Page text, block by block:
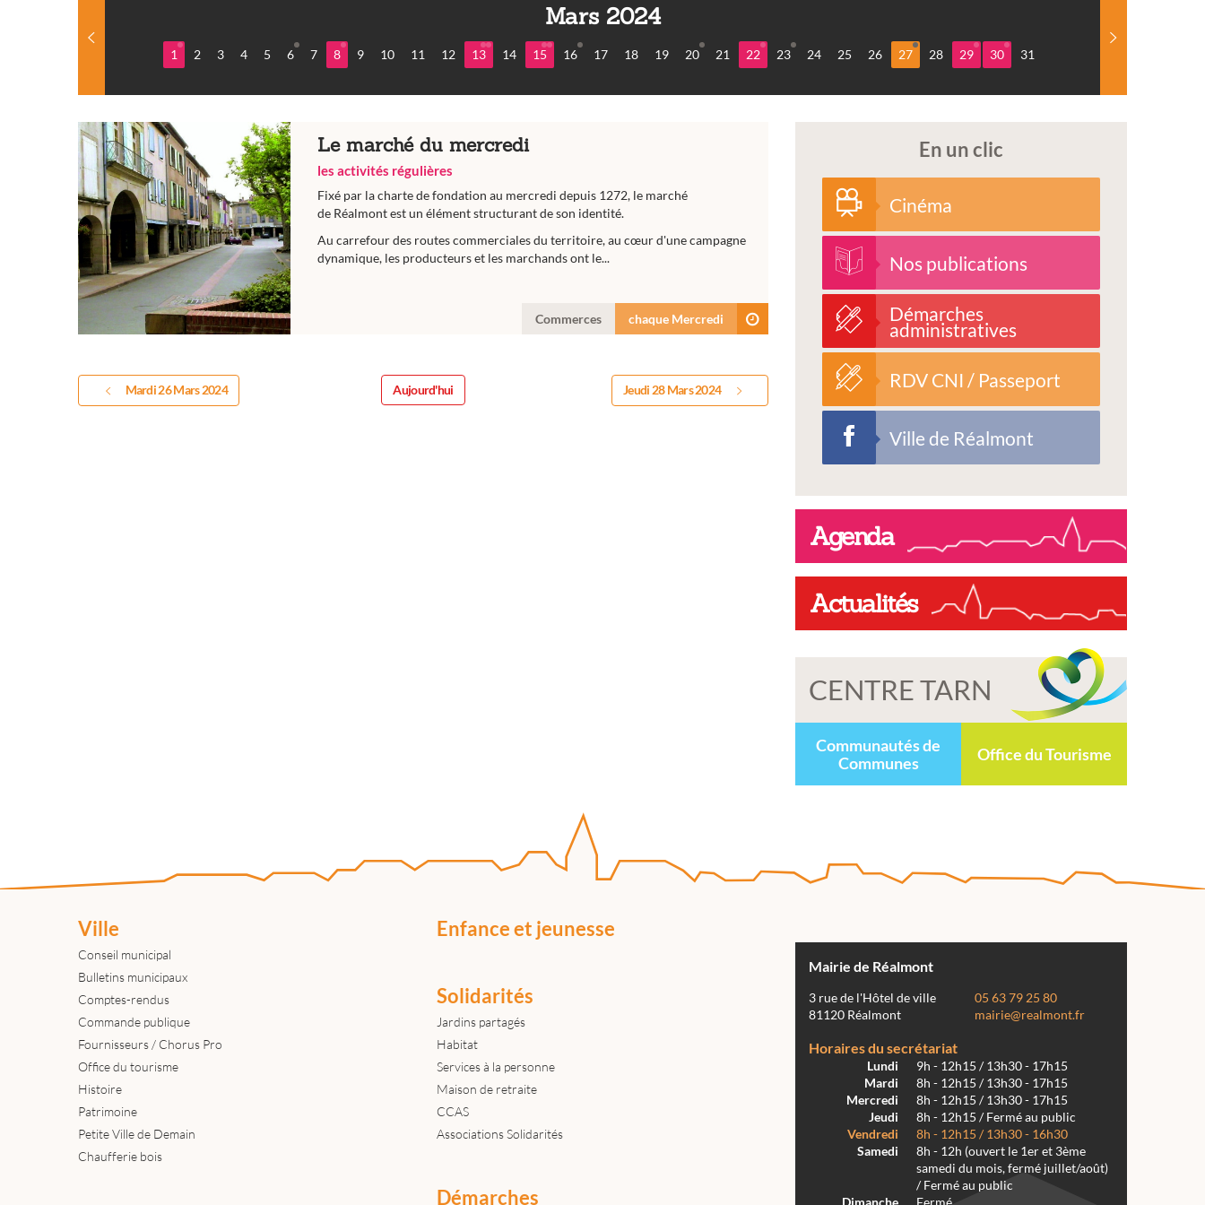
Mars 2024
1 2 3 4 5 6 7 8 9 10 11 12 13 14 15 16 17 18 19 20 21 22 23 24 25 26 27 28 29 30 31
Le marché du mercredi
les activités régulières
Fixé par la charte de fondation au mercredi depuis 1272, le marché
de Réalmont est un élément structurant de son identité.
Au carrefour des routes commerciales du territoire, au cœur d'une campagne
dynamique, les producteurs et les marchands ont le...
Commerces chaque Mercredi
Mardi 26 Mars 2024 Aujourd'hui Jeudi 28 Mars 2024
En un clic
Cinéma
Nos publications
Démarches
administratives
RDV CNI / Passeport
Ville de Réalmont
Agenda
Actualités
CENTRE TARN
Communautés de
Communes
Office du Tourisme
Ville
Conseil municipal
Bulletins municipaux
Comptes-rendus
Commande publique
Fournisseurs / Chorus Pro
Office du tourisme
Histoire
Patrimoine
Petite Ville de Demain
Chaufferie bois
Enfance et jeunesse
Solidarités
Jardins partagés
Habitat
Services à la personne
Maison de retraite
CCAS
Associations Solidarités
Démarches
Mairie de Réalmont
3 rue de l'Hôtel de ville
81120 Réalmont
05 63 79 25 80
mairie@realmont.fr
Horaires du secrétariat
Lundi
9h - 12h15 / 13h30 - 17h15
Mardi
8h - 12h15 / 13h30 - 17h15
Mercredi
8h - 12h15 / 13h30 - 17h15
Jeudi
8h - 12h15 / Fermé au public
Vendredi
8h - 12h15 / 13h30 - 16h30
Samedi
8h - 12h (ouvert le 1er et 3ème
samedi du mois, fermé juillet/août)
/ Fermé au public
Dimanche
Fermé